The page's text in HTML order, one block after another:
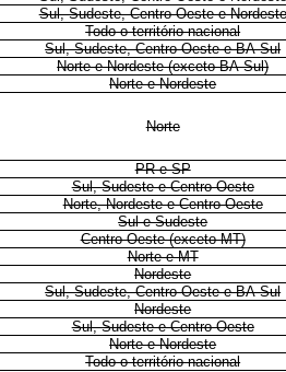
Sul, Sudeste, Centro-Oeste e Nordeste
Todo o território nacional
Sul, Sudeste, Centro-Oeste e BA-Sul
Norte e Nordeste (exceto BA-Sul)
Norte e Nordeste
Norte
PR e SP
Sul, Sudeste e Centro-Oeste
Norte, Nordeste e Centro-Oeste
Sul e Sudeste
Centro-Oeste (exceto MT)
Norte e MT
Nordeste
Sul, Sudeste, Centro-Oeste e BA-Sul
Nordeste
Sul, Sudeste e Centro-Oeste
Norte e Nordeste
Todo o território nacional